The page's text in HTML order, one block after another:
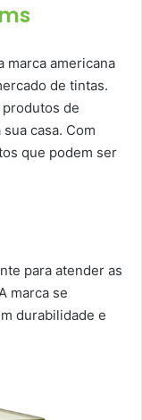
marca americana
de tintas.
de
casa. Com
que podem ser
para atender as
marca se
durabilidade e